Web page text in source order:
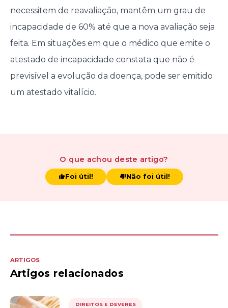
necessitem de reavaliação, mantêm um grau de
incapacidade de 60% até que a nova avaliação seja
feita. Em situações em que o médico que emite o
atestado de incapacidade constata que não é
previsível a evolução da doença, pode ser emitido
um atestado vitalício.
O que achou deste artigo?
Foi útil! Não foi útil!
ARTIGOS
Artigos relacionados
DIREITOS E DEVERES